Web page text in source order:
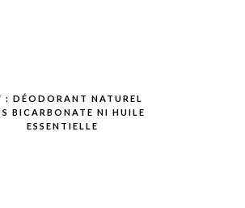
: DÉODORANT NATUREL
BICARBONATE NI HUILE
ESSENTIELLE